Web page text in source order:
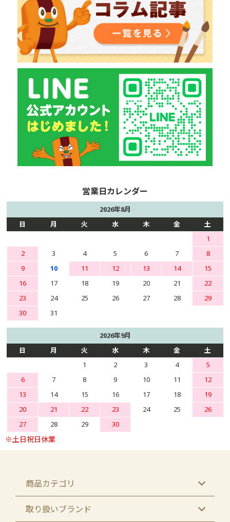
2026年8月
日
月 火 水 木 金
土
1
2
3 4 5 6 7
8
9
10 11 12 13 14
15
16
17 18 19 20 21
22
23
24 25 26 27 28
29
30
31
2026年9月
日
月 火 水 木 金
土
1
2 3 4
5
6
7 8 9 10 11
12
13
14 15 16 17 18
19
20
21 22 23 24 25
26
27
28 29 30
商品カテゴリ
取り扱いブランド